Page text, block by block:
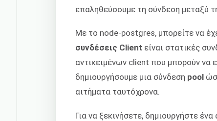
επαληθεύσουμε τη σύνδεση μεταξύ
Με το node-postgres, μπορείτε να
συνδέσεις Client είναι στατικές
αντικειμένων client που μπορούν να
δημιουργήσουμε μια σύνδεση pool
αιτήματα ταυτόχρονα.
Για να ξεκινήσετε, δημιουργήστε